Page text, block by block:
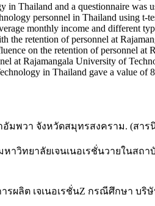
Thailand and a questionnaire was
personnel in Thailand using
monthly income and different
retention of personnel at
on the retention of personnel
at Rajamangala University of
in Thailand gave a value of
อัมพวา จังหวัดสมุทรสงคราม. (
าวิทยาลัยเจนเนอเรชั่นวายใน
รผลิต เจเนอเรชั่นZ กรณีศึกษา